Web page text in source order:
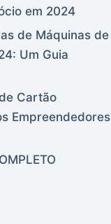
em 2024
de Máquinas de
Um Guia
Cartão
Empreendedores